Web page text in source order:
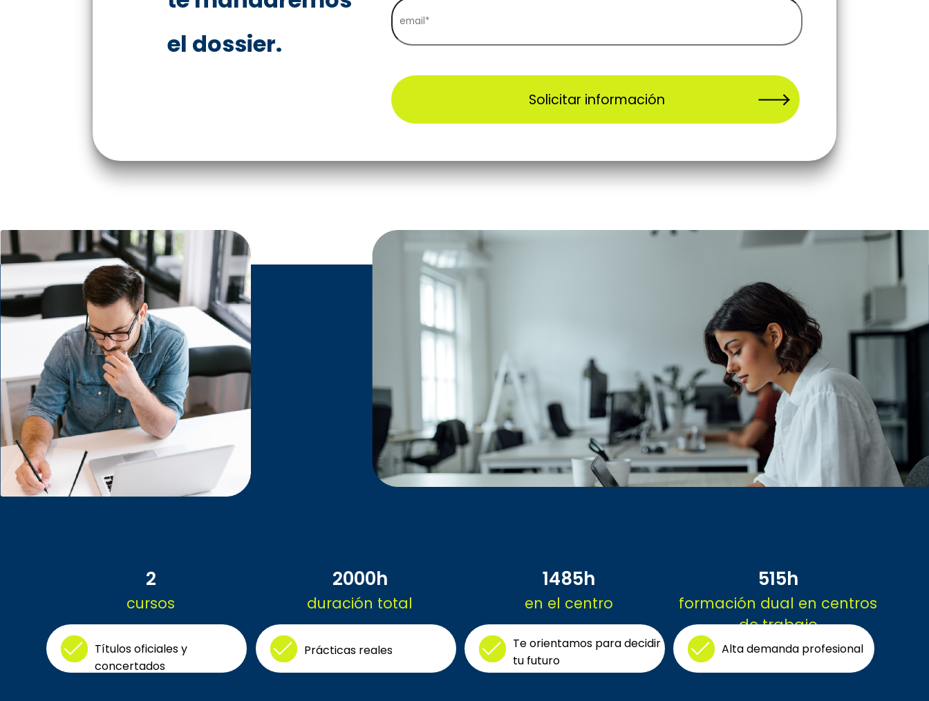
el dossier.
2
cursos
2000h
duración total
1485h
en el centro
515h
formación dual en centros
de trabajo
Títulos oficiales y
concertados
Prácticas reales
Te orientamos para decidir
tu futuro
Alta demanda profesional